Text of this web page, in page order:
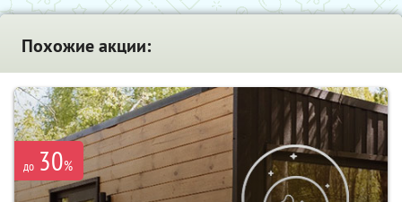
Похожие акции:
до 30%